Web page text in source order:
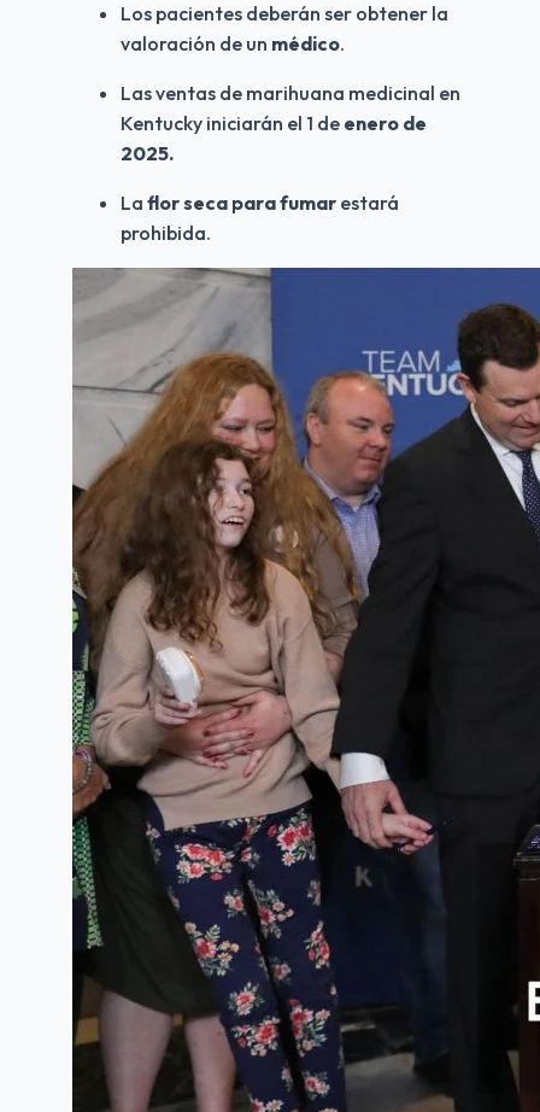
Los pacientes deberán ser obtener la
valoración de un médico.
Las ventas de marihuana medicinal en
Kentucky iniciarán el 1 de enero de
2025.
La flor seca para fumar estará
prohibida.